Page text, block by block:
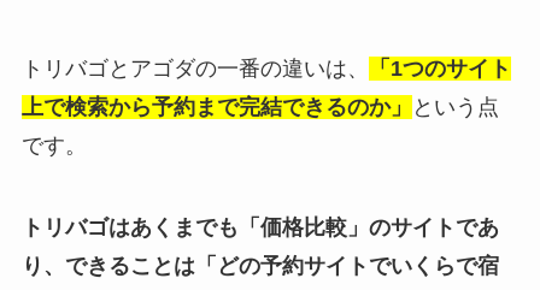
トリバゴとアゴダの一番の違いは、
「1つのサイト
上で検索から予約まで完結できるのか」
という点
です。
トリバゴはあくまでも「価格比較」のサイトであ
り、できることは「どの予約サイトでいくらで宿